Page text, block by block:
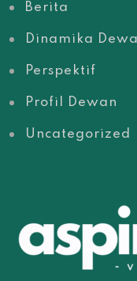
Berita
Dinamika
Perspektif
Profil Dewan
Uncategorized